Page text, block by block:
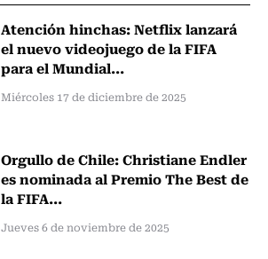
Atención hinchas: Netflix lanzará
el nuevo videojuego de la FIFA
para el Mundial...
Miércoles 17 de diciembre de 2025
Orgullo de Chile: Christiane Endler
es nominada al Premio The Best de
la FIFA...
Jueves 6 de noviembre de 2025